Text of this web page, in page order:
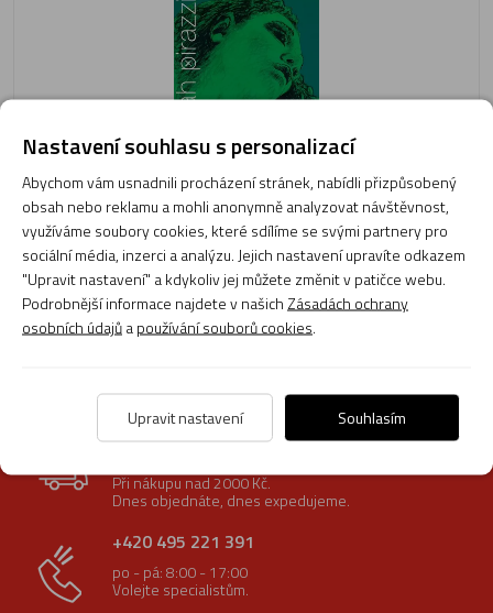
zdarma 3 390 Kč
Momentálně není skladem
Obvyklá dodací lhůta do 30 dnů
Do košíku
Při nákupu nad 2000 Kč.
Dnes objednáte, dnes expedujeme.
+420 495 221 391
po - pá: 8:00 - 17:00
Volejte specialistům.
Nastavení souhlasu s personalizací
Abychom vám usnadnili procházení stránek, nabídli přizpůsobený
obsah nebo reklamu a mohli anonymně analyzovat návštěvnost,
využíváme soubory cookies, které sdílíme se svými partnery pro
sociální média, inzerci a analýzu. Jejich nastavení upravíte odkazem
"Upravit nastavení" a kdykoliv jej můžete změnit v patičce webu.
Podrobnější informace najdete v našich Zásadách ochrany
osobních údajůa používání souborů cookies.
Upravit nastavení Souhlasím